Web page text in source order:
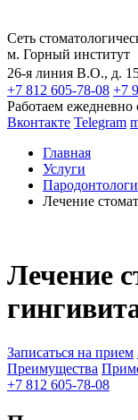
Сеть
м. Горный институт
26-я линия В.О., д.
+7 812 605-78-08 +7
Работаем ежедневно
Вконтакте Telegram
Главная
Услуги
Лечение
Лечение
Записаться на прием
Преимущества
+7 812 605-78-08